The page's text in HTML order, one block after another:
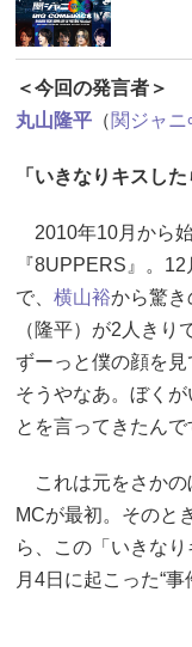
＜今回の発言者＞
丸山隆平 （関ジャ
「いきなりキスした
2010年10月から
『8UPPERS』。
で、 横山裕から驚き
（隆平）が2人き
ずーっと僕の顔を
そうやなあ。ぼくが
とを言ってきたんで
これは元をさかの
MCが最初。そのと
ら、この「いきな
月4日に起こった“事